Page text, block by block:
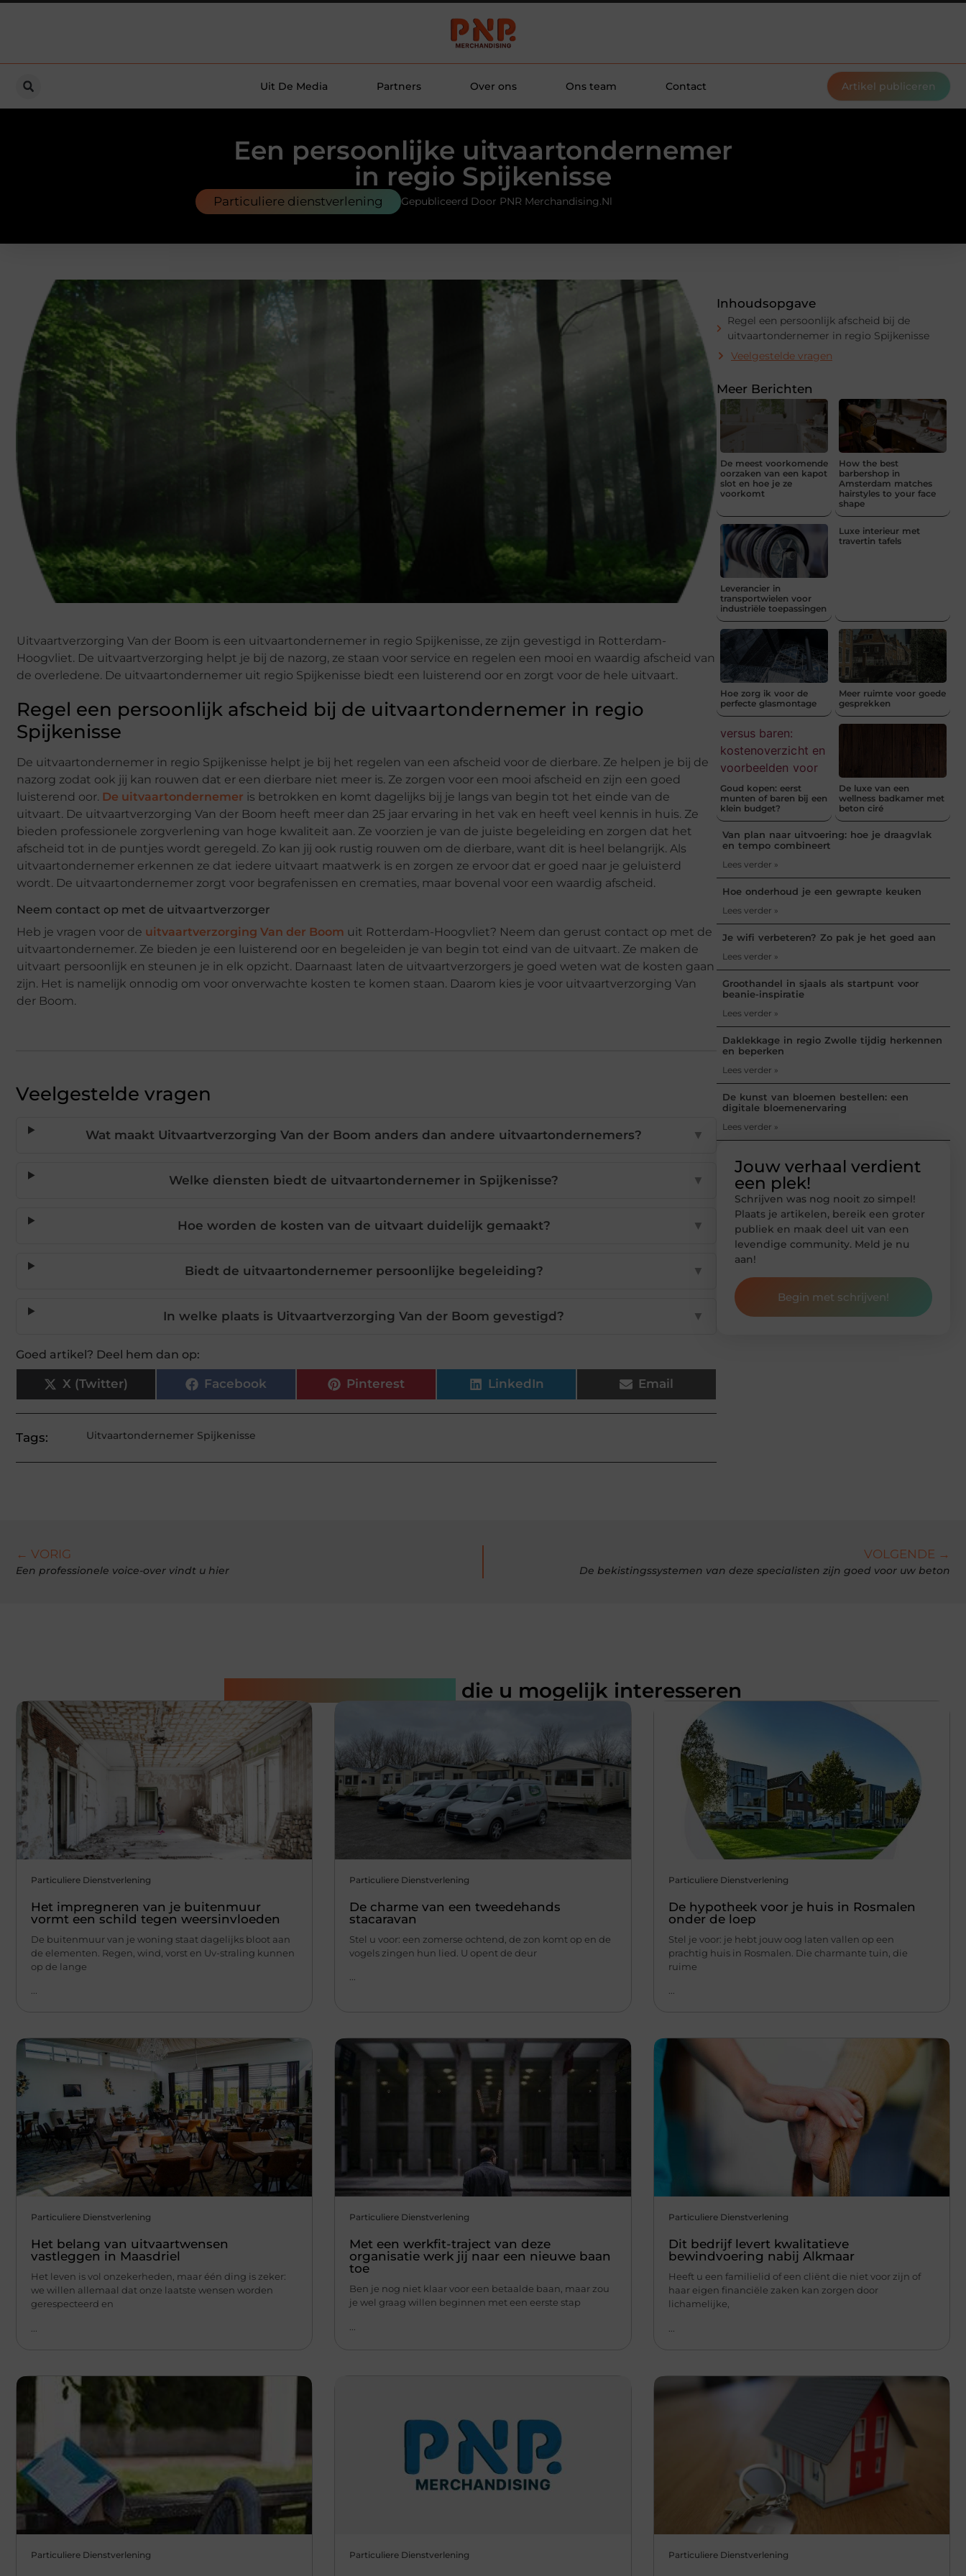
Uit De Media Partners Over ons Ons team Contact Artikel publiceren
Een persoonlijke uitvaartondernemer
in regio Spijkenisse
Particuliere dienstverlening Gepubliceerd Door PNR Merchandising.nl
Uitvaartverzorging Van der Boom is een uitvaartondernemer in regio Spijkenisse, ze zijn gevestigd in Rotterdam-
Hoogvliet. De uitvaartverzorging helpt je bij de nazorg, ze staan voor service en regelen een mooi en waardig afscheid van
de overledene. De uitvaartondernemer uit regio Spijkenisse biedt een luisterend oor en zorgt voor de hele uitvaart.
Regel een persoonlijk afscheid bij de uitvaartondernemer in regio
Spijkenisse
De uitvaartondernemer in regio Spijkenisse helpt je bij het regelen van een afscheid voor de dierbare. Ze helpen je bij de
nazorg zodat ook jij kan rouwen dat er een dierbare niet meer is. Ze zorgen voor een mooi afscheid en zijn een goed
luisterend oor. De uitvaartondernemer is betrokken en komt dagelijks bij je langs van begin tot het einde van de
uitvaart. De uitvaartverzorging Van der Boom heeft meer dan 25 jaar ervaring in het vak en heeft veel kennis in huis. Ze
bieden professionele zorgverlening van hoge kwaliteit aan. Ze voorzien je van de juiste begeleiding en zorgen dat het
afscheid tot in de puntjes wordt geregeld. Zo kan jij ook rustig rouwen om de dierbare, want dit is heel belangrijk. Als
uitvaartondernemer erkennen ze dat iedere uitvaart maatwerk is en zorgen ze ervoor dat er goed naar je geluisterd
wordt. De uitvaartondernemer zorgt voor begrafenissen en crematies, maar bovenal voor een waardig afscheid.
Neem contact op met de uitvaartverzorger
Heb je vragen voor de uitvaartverzorging Van der Boom uit Rotterdam-Hoogvliet? Neem dan gerust contact op met de
uitvaartondernemer. Ze bieden je een luisterend oor en begeleiden je van begin tot eind van de uitvaart. Ze maken de
uitvaart persoonlijk en steunen je in elk opzicht. Daarnaast laten de uitvaartverzorgers je goed weten wat de kosten gaan
zijn. Het is namelijk onnodig om voor onverwachte kosten te komen staan. Daarom kies je voor uitvaartverzorging Van
der Boom.
Veelgestelde vragen
Wat maakt Uitvaartverzorging Van der Boom anders dan andere uitvaartondernemers? ▼
Welke diensten biedt de uitvaartondernemer in Spijkenisse? ▼
Hoe worden de kosten van de uitvaart duidelijk gemaakt? ▼
Biedt de uitvaartondernemer persoonlijke begeleiding? ▼
In welke plaats is Uitvaartverzorging Van der Boom gevestigd? ▼
Goed artikel? Deel hem dan op:
X (Twitter) Facebook Pinterest LinkedIn Email
Tags: Uitvaartondernemer Spijkenisse
Inhoudsopgave
Regel een persoonlijk afscheid bij de
uitvaartondernemer in regio Spijkenisse
Veelgestelde vragen
Meer Berichten
De meest voorkomende
oorzaken van een kapot
slot en hoe je ze
voorkomt
How the best
barbershop in
Amsterdam matches
hairstyles to your face
shape
Leverancier in
transportwielen voor
industriële toepassingen
Luxe interieur met
travertin tafels
Hoe zorg ik voor de
perfecte glasmontage
Meer ruimte voor goede
gesprekken
Goud kopen: eerst
munten of baren bij een
klein budget?
De luxe van een
wellness badkamer met
beton ciré
Van plan naar uitvoering: hoe je draagvlak
en tempo combineert
Lees verder »
Hoe onderhoud je een gewrapte keuken
Lees verder »
Je wifi verbeteren? Zo pak je het goed aan
Lees verder »
Groothandel in sjaals als startpunt voor
beanie-inspiratie
Lees verder »
Daklekkage in regio Zwolle tijdig herkennen
en beperken
Lees verder »
De kunst van bloemen bestellen: een
digitale bloemenervaring
Lees verder »
Jouw verhaal verdient
een plek!
Schrijven was nog nooit zo simpel!
Plaats je artikelen, bereik een groter
publiek en maak deel uit van een
levendige community. Meld je nu
aan!
Begin met schrijven!
← VORIG
Een professionele voice-over vindt u hier
VOLGENDE →
De bekistingssystemen van deze specialisten zijn goed voor uw beton
die u mogelijk interesseren
Particuliere Dienstverlening
Het impregneren van je buitenmuur
vormt een schild tegen weersinvloeden
De buitenmuur van je woning staat dagelijks bloot aan
de elementen. Regen, wind, vorst en Uv-straling kunnen
op de lange
...
Particuliere Dienstverlening
De charme van een tweedehands
stacaravan
Stel u voor: een zomerse ochtend, de zon komt op en de
vogels zingen hun lied. U opent de deur
...
Particuliere Dienstverlening
De hypotheek voor je huis in Rosmalen
onder de loep
Stel je voor: je hebt jouw oog laten vallen op een
prachtig huis in Rosmalen. Die charmante tuin, die
ruime
...
Particuliere Dienstverlening
Het belang van uitvaartwensen
vastleggen in Maasdriel
Het leven is vol onzekerheden, maar één ding is zeker:
we willen allemaal dat onze laatste wensen worden
gerespecteerd en
Particuliere Dienstverlening
Met een werkfit-traject van deze
organisatie werk jij naar een nieuwe baan
toe
Ben je nog niet klaar voor een betaalde baan, maar zou
je wel graag willen beginnen met een eerste stap
Particuliere Dienstverlening
Dit bedrijf levert kwalitatieve
bewindvoering nabij Alkmaar
Heeft u een familielid of een cliënt die niet voor zijn of
haar eigen financiële zaken kan zorgen door
lichamelijke,
Particuliere Dienstverlening Particuliere Dienstverlening Particuliere Dienstverlening